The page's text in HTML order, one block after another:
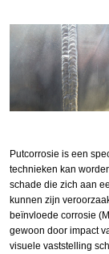
Putcorrosie is een
technieken kan
schade die zich aan
kunnen zijn
beïnvloede corrosie
gewoon door impact
visuele vaststelling